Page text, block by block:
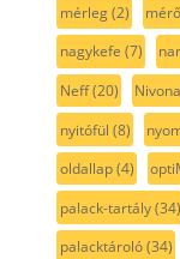
mérleg(2)
nagykefe (7)
Neff(20) Nivona
nyitófül (8)
oldallap(4)
palack-tartály(34)
palacktároló(34)